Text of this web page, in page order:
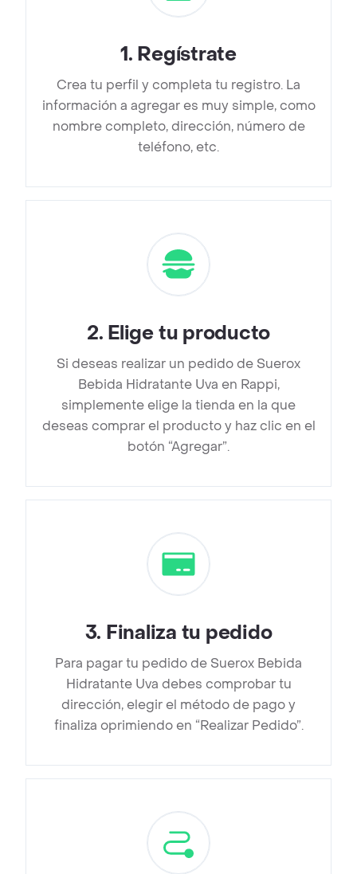
1. Regístrate
Crea tu perfil y completa tu registro. La
información a agregar es muy simple, como
nombre completo, dirección, número de
teléfono, etc.
2. Elige tu producto
Si deseas realizar un pedido de Suerox
Bebida Hidratante Uva en Rappi,
simplemente elige la tienda en la que
deseas comprar el producto y haz clic en el
botón “Agregar”.
3. Finaliza tu pedido
Para pagar tu pedido de Suerox Bebida
Hidratante Uva debes comprobar tu
dirección, elegir el método de pago y
finaliza oprimiendo en “Realizar Pedido”.